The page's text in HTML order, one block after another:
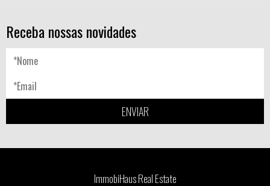
Receba nossas novidades
ENVIAR
ImmobiHaus Real Estate